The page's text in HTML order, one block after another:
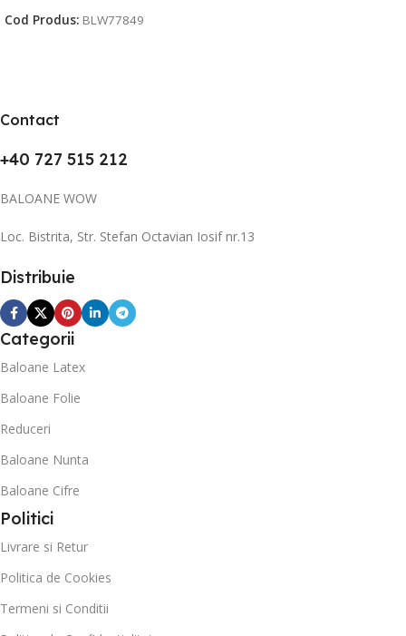
Cod Produs: BLW77849
Contact
+40 727 515 212
BALOANE WOW
Loc. Bistrita, Str. Stefan Octavian Iosif nr.13
Distribuie
Categorii
Baloane Latex
Baloane Folie
Reduceri
Baloane Nunta
Baloane Cifre
Politici
Livrare si Retur
Politica de Cookies
Termeni si Conditii